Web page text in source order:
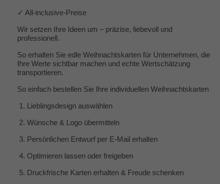
✓ All-inclusive-Preise
Wir setzen Ihre Ideen um – präzise, liebevoll und
professionell.
So erhalten Sie edle Weihnachtskarten für Unternehmen, die
Ihre Werte sichtbar machen und echte Wertschätzung
transportieren.
So einfach bestellen Sie Ihre individuellen Weihnachtskarten
1. Lieblingsdesign auswählen
2. Wünsche & Logo übermitteln
3. Persönlichen Entwurf per E-Mail erhalten
4. Optimieren lassen oder freigeben
5. Druckfrische Karten erhalten & Freude schenken